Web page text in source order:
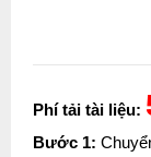
Phí tải tài liệu:
Bước 1: